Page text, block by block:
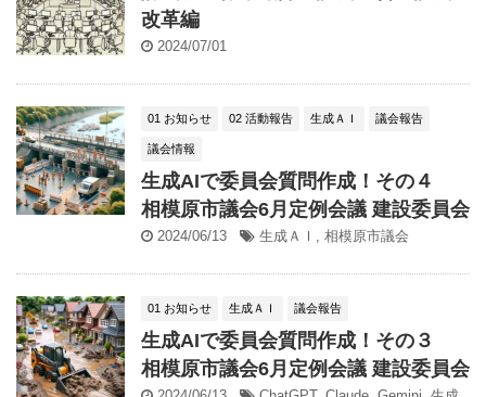
改革編
2024/07/01
01 お知らせ 02 活動報告 生成ＡＩ 議会報告
議会情報
生成AIで委員会質問作成！その４
相模原市議会6月定例会議 建設委員会
2024/06/13 生成ＡＩ , 相模原市議会
01 お知らせ 生成ＡＩ 議会報告
生成AIで委員会質問作成！その３
相模原市議会6月定例会議 建設委員会